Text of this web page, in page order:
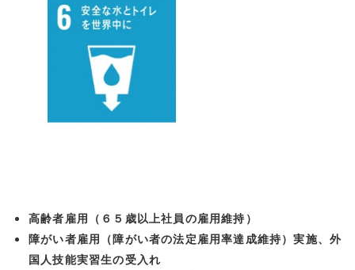
⾼齢者雇⽤（６５歳以上社員の雇⽤維持）
障がい者雇⽤（障がい者の法定雇⽤率達成維持）実施、外
国⼈技能実習⽣の受⼊れ